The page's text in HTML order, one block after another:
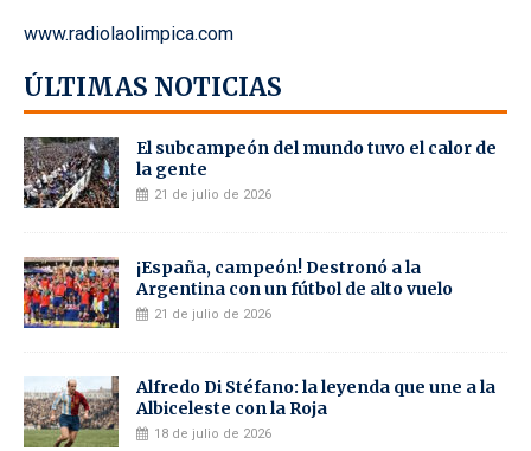
www.radiolaolimpica.com
ÚLTIMAS NOTICIAS
El subcampeón del mundo tuvo el calor de
la gente
21 de julio de 2026
¡España, campeón! Destronó a la
Argentina con un fútbol de alto vuelo
21 de julio de 2026
Alfredo Di Stéfano: la leyenda que une a la
Albiceleste con la Roja
18 de julio de 2026